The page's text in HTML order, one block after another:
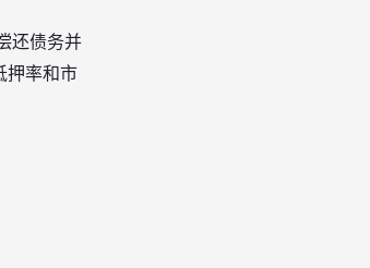
还债务并
押率和市